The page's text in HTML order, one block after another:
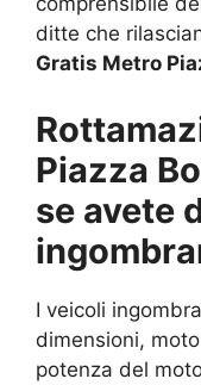
ditte che
Gratis Metro
Piazza
se avete
I veicoli
dimensioni,
potenza del